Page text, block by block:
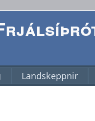
Landskeppnir